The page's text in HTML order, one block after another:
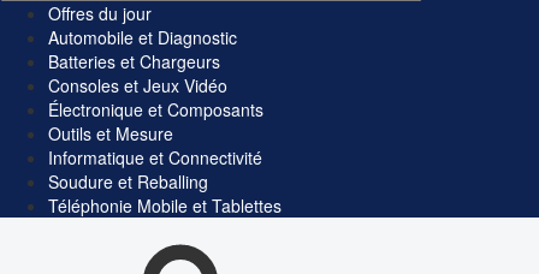
Offres du jour
Automobile et Diagnostic
Batteries et Chargeurs
Consoles et Jeux Vidéo
Électronique et Composants
Outils et Mesure
Informatique et Connectivité
Soudure et Reballing
Téléphonie Mobile et Tablettes